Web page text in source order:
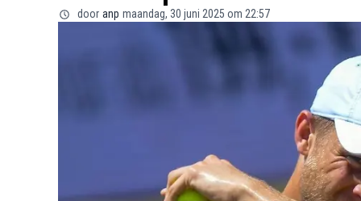
door anp maandag, 30 juni 2025 om 22:57